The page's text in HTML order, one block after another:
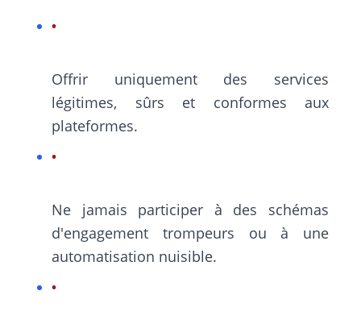
Offrir uniquement des services
légitimes, sûrs et conformes aux
plateformes.
Ne jamais participer à des schémas
d'engagement trompeurs ou à une
automatisation nuisible.